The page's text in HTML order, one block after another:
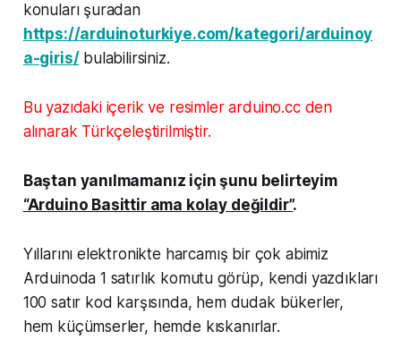
konuları şuradan
https://arduinoturkiye.com/kategori/arduinoy
a-giris/ bulabilirsiniz.
Bu yazıdaki içerik ve resimler arduino.cc den
alınarak Türkçeleştirilmiştir.
Baştan yanılmamanız için şunu belirteyim
“Arduino Basittir ama kolay değildir”.
Yıllarını elektronikte harcamış bir çok abimiz
Arduinoda 1 satırlık komutu görüp, kendi yazdıkları
100 satır kod karşısında, hem dudak bükerler,
hem küçümserler, hemde kıskanırlar.